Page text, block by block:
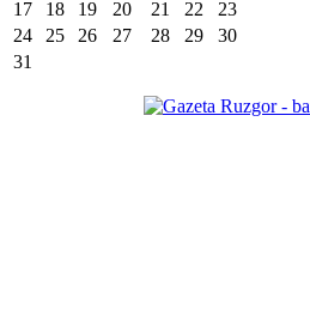
17
18 19 20 21 22
23
24
25 26 27 28 29
30
31